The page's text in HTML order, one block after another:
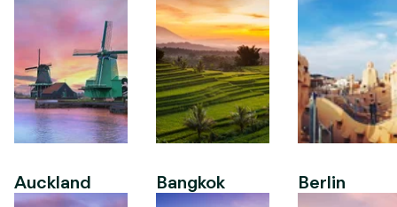
Auckland Bangkok Berlin